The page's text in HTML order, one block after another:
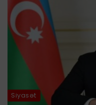
Siyasət